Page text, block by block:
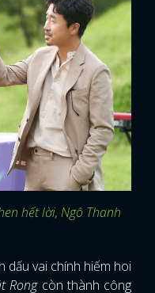
hết lời, Ngô Thanh
dấu vai chính hiếm hoi
Rongcòn thành công